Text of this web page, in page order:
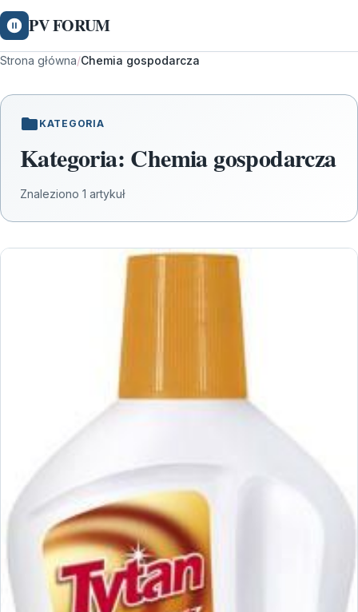
PV FORUM
Strona główna/Chemia gospodarcza
KATEGORIA
Kategoria: Chemia gospodarcza
Znaleziono 1 artykuł